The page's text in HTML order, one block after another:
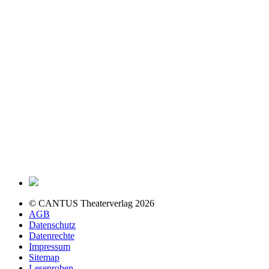
© CANTUS Theaterverlag 2026
AGB
Datenschutz
Datenrechte
Impressum
Sitemap